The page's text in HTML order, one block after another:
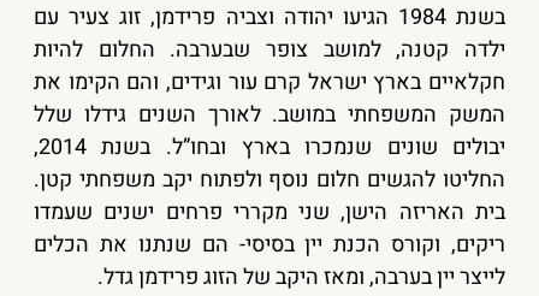
בשנת 1984 הגיעו יהודה וצביה פרידמן, זוג צעיר עם
ילדה קטנה, למושב צופר שבערבה. החלום להיות
חקלאיים בארץ ישראל קרם עור וגידים, והם הקימו את
המשק המשפחתי במושב. לאורך השנים גידלו שלל
יבולים שונים שנמכרו בארץ ובחו”ל. בשנת 2014,
החליטו להגשים חלום נוסף ולפתוח יקב משפחתי קטן.
בית האריזה הישן, שני מקררי פרחים ישנים שעמדו
ריקים, וקורס הכנת יין בסיסי- הם שנתנו את הכלים
לייצר יין בערבה, ומאז היקב של הזוג פרידמן גדל.